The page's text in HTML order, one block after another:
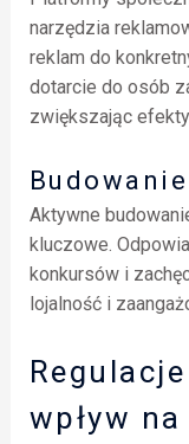
narzędzia
reklam do
dotarcie do osób
zwiększając
Aktywne
kluczowe.
konkursów i
lojalność i
wpływ